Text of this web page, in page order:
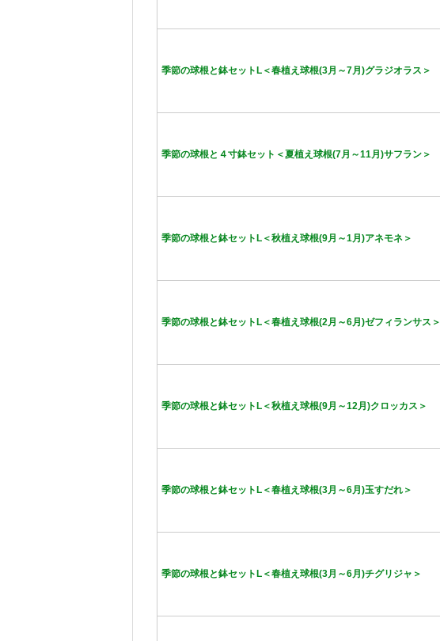
季節の球根と鉢セットL＜春植え球根(3月～7月)グラジオラス＞
季節の球根と４寸鉢セット＜夏植え球根(7月～11月)サフラン＞
季節の球根と鉢セットL＜秋植え球根(9月～1月)アネモネ＞
季節の球根と鉢セットL＜春植え球根(2月～6月)ゼフィランサス＞
季節の球根と鉢セットL＜秋植え球根(9月～12月)クロッカス＞
季節の球根と鉢セットL＜春植え球根(3月～6月)玉すだれ＞
季節の球根と鉢セットL＜春植え球根(3月～6月)チグリジャ＞